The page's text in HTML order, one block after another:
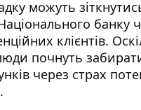
можуть
банку
клієнтів.
почнуть
через страх